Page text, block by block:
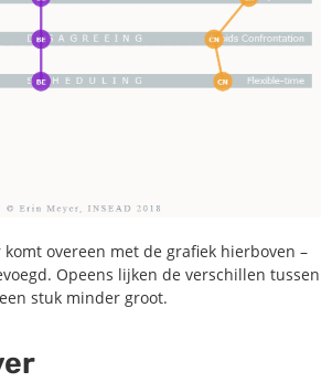
overeen met de grafiek hierboven –
Opeens lijken de verschillen tussen
stuk minder groot.